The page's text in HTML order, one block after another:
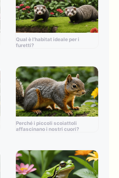
Qual è l’habitat ideale per i
furetti?
Perché i piccoli scoiattoli
affascinano i nostri cuori?